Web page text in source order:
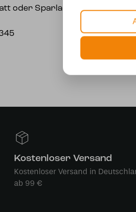
oder Sparlampen
Kostenloser Versand
Kostenloser Versand in
ab 99 €